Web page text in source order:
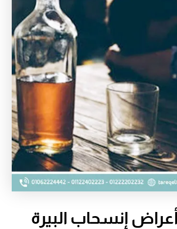
إنسحاب البيرة